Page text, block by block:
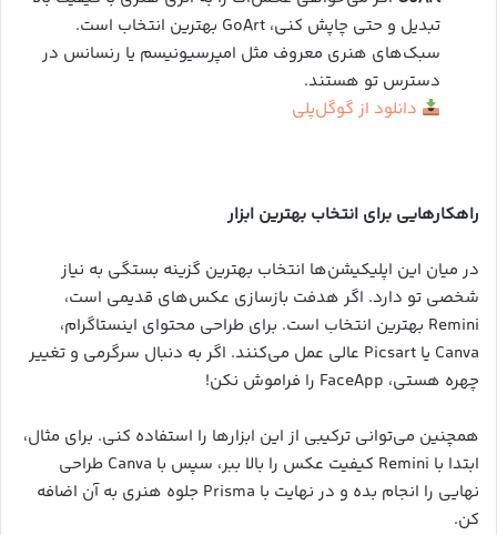
تبدیل و حتی چاپش کنی، GoArt بهترین انتخاب است.
سبک‌های هنری معروف مثل امپرسیونیسم یا رنسانس در
دسترس تو هستند.
دانلود از گوگل‌پلی
راهکارهایی برای انتخاب بهترین ابزار
در میان این اپلیکیشن‌ها انتخاب بهترین گزینه بستگی به نیاز
شخصی تو دارد. اگر هدفت بازسازی عکس‌های قدیمی است،
Remini بهترین انتخاب است. برای طراحی محتوای اینستاگرام،
Canva یا Picsart عالی عمل می‌کنند. اگر به دنبال سرگرمی و تغییر
چهره هستی، FaceApp را فراموش نکن!
همچنین می‌توانی ترکیبی از این ابزارها را استفاده کنی. برای مثال،
ابتدا با Remini کیفیت عکس را بالا ببر، سپس با Canva طراحی
نهایی را انجام بده و در نهایت با Prisma جلوه هنری به آن اضافه
کن.